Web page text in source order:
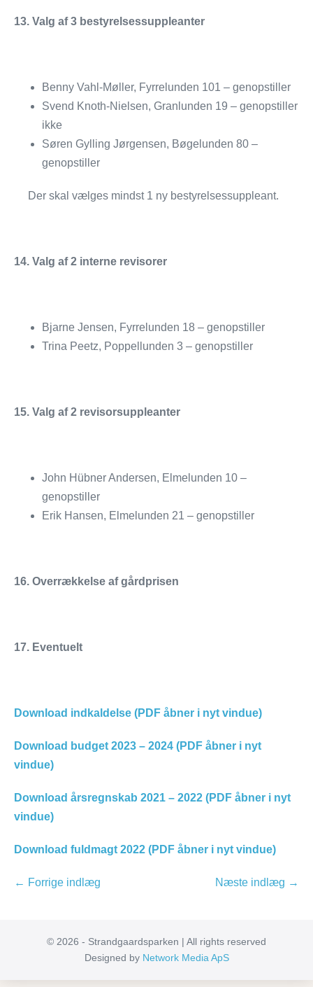
13. Valg af 3 bestyrelsessuppleanter
Benny Vahl-Møller, Fyrrelunden 101 – genopstiller
Svend Knoth-Nielsen, Granlunden 19 – genopstiller
ikke
Søren Gylling Jørgensen, Bøgelunden 80 –
genopstiller
Der skal vælges mindst 1 ny bestyrelsessuppleant.
14. Valg af 2 interne revisorer
Bjarne Jensen, Fyrrelunden 18 – genopstiller
Trina Peetz, Poppellunden 3 – genopstiller
15. Valg af 2 revisorsuppleanter
John Hübner Andersen, Elmelunden 10 –
genopstiller
Erik Hansen, Elmelunden 21 – genopstiller
16. Overrækkelse af gårdprisen
17. Eventuelt
Download indkaldelse (PDF åbner i nyt vindue)
Download budget 2023 – 2024 (PDF åbner i nyt
vindue)
Download årsregnskab 2021 – 2022 (PDF åbner i nyt
vindue)
Download fuldmagt 2022 (PDF åbner i nyt vindue)
Indlægsnavigation
← Forrige indlæg Næste indlæg →
© 2026 - Strandgaardsparken | All rights reserved
Designed by Network Media ApS